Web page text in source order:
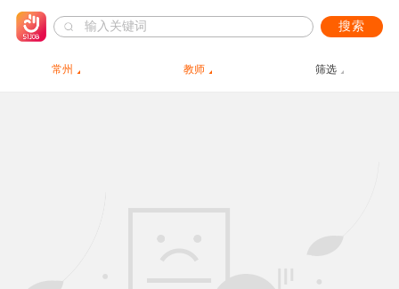
搜索
常州 教师 筛选